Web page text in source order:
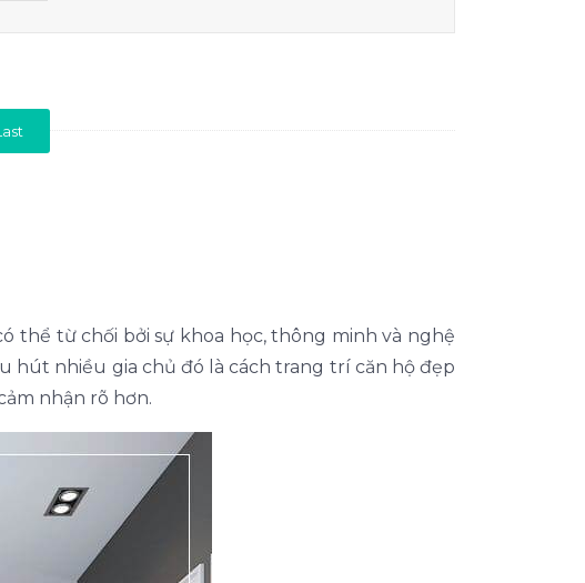
thể từ chối bởi sự khoa học, thông minh và nghệ
hút nhiều gia chủ đó là cách trang trí căn hộ đẹp
nhận rõ hơn.